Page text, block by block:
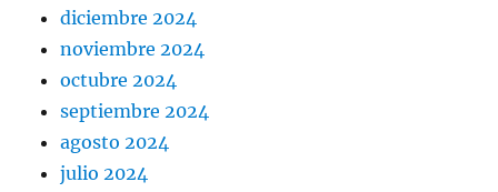
diciembre 2024
noviembre 2024
octubre 2024
septiembre 2024
agosto 2024
julio 2024